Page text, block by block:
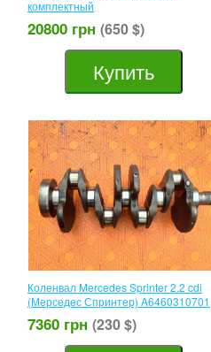
комплектный
20800 грн (650 $)
Купить
Коленвал Mercedes Sprinter 2.2 cdi
(Мерседес Спринтер) A6460310701
7360 грн (230 $)